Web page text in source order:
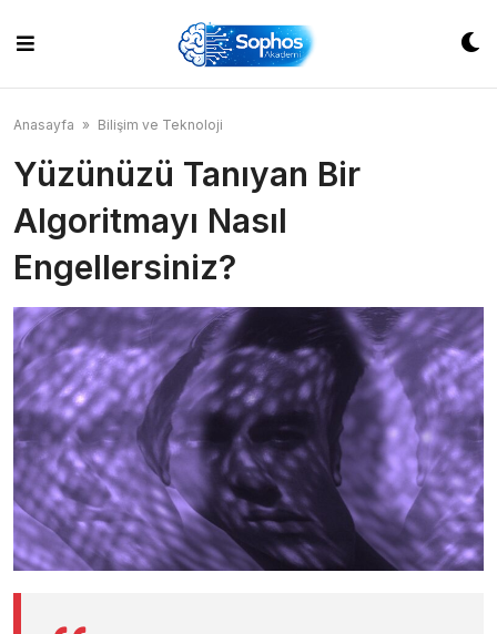
content
Anasayfa » Bilişim ve Teknoloji
Yüzünüzü Tanıyan Bir
Algoritmayı Nasıl
Engellersiniz?